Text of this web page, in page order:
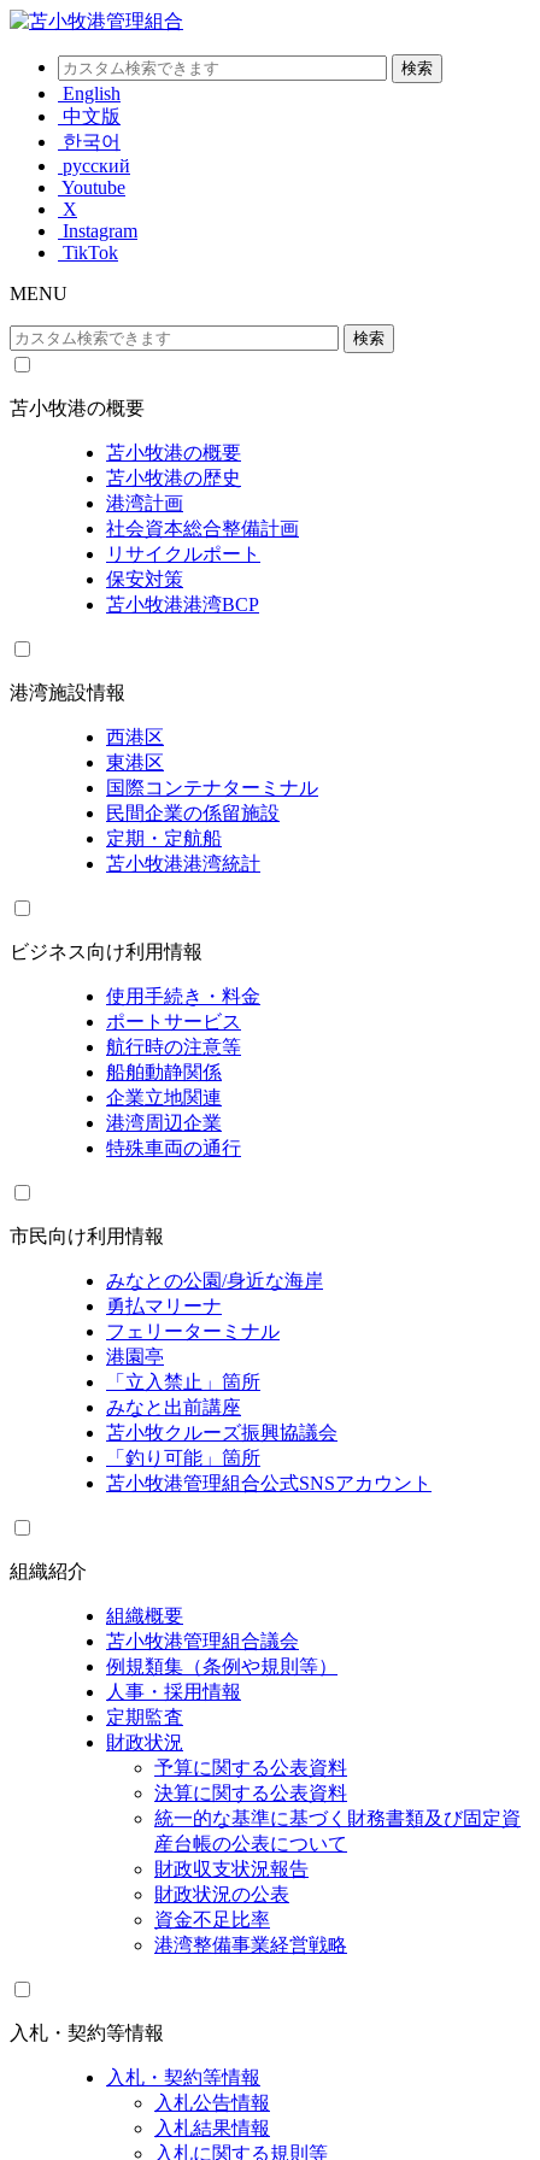
English
中文版
한국어
русский
Youtube
X
Instagram
TikTok
MENU
苫小牧港の概要
苫小牧港の概要
苫小牧港の歴史
港湾計画
社会資本総合整備計画
リサイクルポート
保安対策
苫小牧港港湾BCP
港湾施設情報
西港区
東港区
国際コンテナターミナル
民間企業の係留施設
定期・定航船
苫小牧港港湾統計
ビジネス向け利用情報
使用手続き・料金
ポートサービス
航行時の注意等
船舶動静関係
企業立地関連
港湾周辺企業
特殊車両の通行
市民向け利用情報
みなとの公園/身近な海岸
勇払マリーナ
フェリーターミナル
港園亭
「立入禁止」箇所
みなと出前講座
苫小牧クルーズ振興協議会
「釣り可能」箇所
苫小牧港管理組合公式SNSアカウント
組織紹介
組織概要
苫小牧港管理組合議会
例規類集（条例や規則等）
人事・採用情報
定期監査
財政状況
予算に関する公表資料
決算に関する公表資料
統一的な基準に基づく財務書類及び固定資
産台帳の公表について
財政収支状況報告
財政状況の公表
資金不足比率
港湾整備事業経営戦略
入札・契約等情報
入札・契約等情報
入札公告情報
入札結果情報
入札に関する規則等